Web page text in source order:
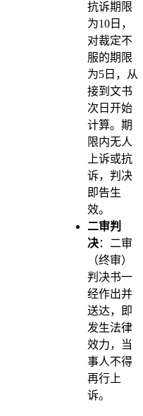
抗诉期限
为10日，
对裁定不
服的期限
为5日，从
接到文书
次日开始
计算。期
限内无人
上诉或抗
诉，判决
即告生
效。
二审判
决：二审
（终审）
判决书一
经作出并
送达，即
发生法律
效力，当
事人不得
再行上
诉。